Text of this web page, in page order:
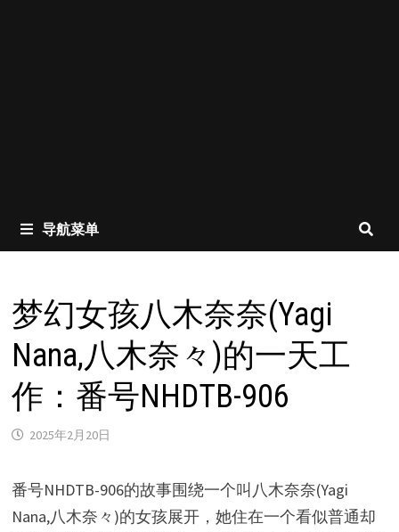
导航菜单
梦幻女孩八木奈奈(Yagi
Nana,八木奈々)的一天工
作：番号NHDTB-906
2025年2月20日
番号NHDTB-906的故事围绕一个叫八木奈奈(Yagi
Nana,八木奈々)的女孩展开，她住在一个看似普通却